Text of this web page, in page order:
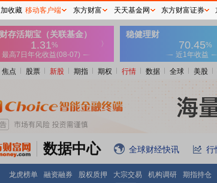
焦点 股票 新股 期指 期权 行情 数据 全球 美股
数据中心 全球财经快讯 行
龙虎榜单 融资融券 股权质押 大宗交易 机构调研 期指持仓
加收藏 移动客户端 东方财富 天天基金网 东方财富证券